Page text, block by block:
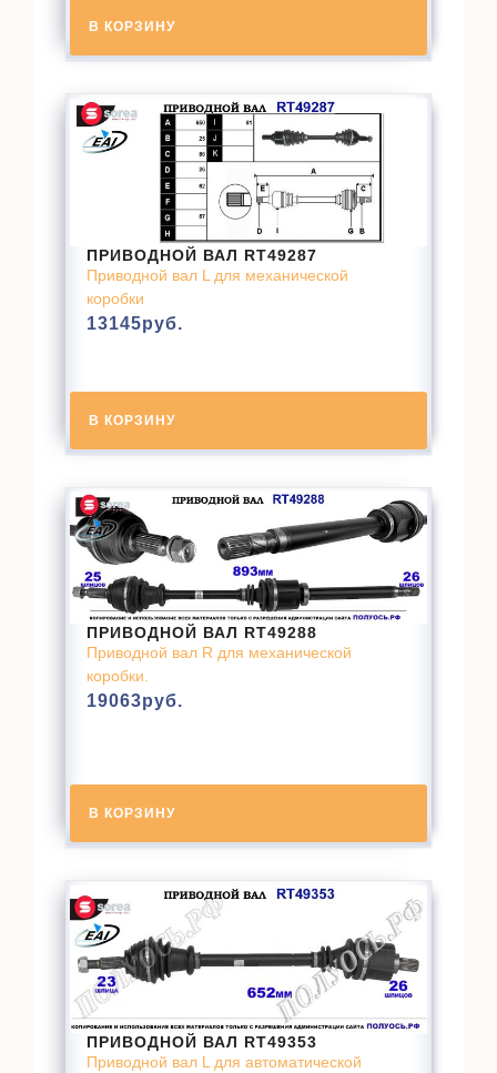
В КОРЗИНУ
ПРИВОДНОЙ ВАЛ RT49287
Приводной вал L для механической
коробки
13145руб.
В КОРЗИНУ
ПРИВОДНОЙ ВАЛ RT49288
Приводной вал R для механической
коробки.
19063руб.
В КОРЗИНУ
ПРИВОДНОЙ ВАЛ RT49353
Приводной вал L для автоматической